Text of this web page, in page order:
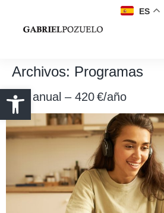
ES
Archivos: Programas
Plan anual – 420 €/año